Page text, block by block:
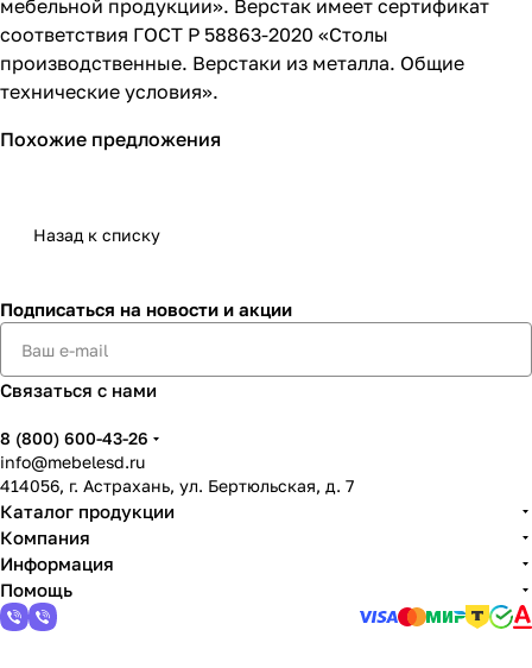
мебельной продукции». Верстак имеет сертификат
соответствия ГОСТ Р 58863-2020 «Столы
производственные. Верстаки из металла. Общие
технические условия».
Похожие предложения
Назад к списку
Подписаться на новости и акции
Связаться с нами
8 (800) 600-43-26
info@mebelesd.ru
414056, г. Астрахань, ул. Бертюльская, д. 7
Каталог продукции
Компания
Информация
Помощь